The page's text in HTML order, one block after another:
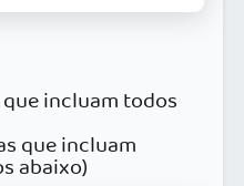
incluam todos
que incluam
abaixo)